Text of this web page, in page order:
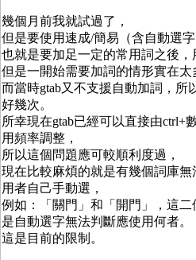
幾個月前我就試過了，
但是要使用速成/簡易（含自動選
也就是要加足一定的常用詞之後，
但是一開始需要加詞的情形實在太
而當時gtab又不支援自動加詞，所
好幾次。
所幸現在gtab已經可以直接由ctrl+
用頻率調整，
所以這個問題應可較順利度過，
現在比較麻煩的就是有幾個詞庫
用者自己手動選，
例如：「關門」和「開門」，這
是自動選字無法判斷應使用何者。
這是目前的限制。